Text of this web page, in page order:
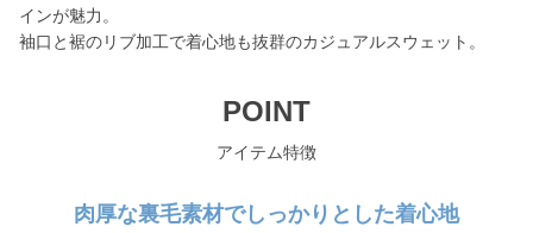
インが魅力。
袖口と裾のリブ加工で着心地も抜群のカジュアルスウェット。
POINT
アイテム特徴
肉厚な裏毛素材でしっかりとした着心地